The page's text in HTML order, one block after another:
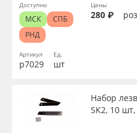
Артикул
р7029
Ед.
шт
Цены
280 ₽
Доступно
МСК
СПБ
РНД
Набор
SK2, 10